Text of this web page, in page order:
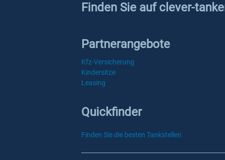
Finden Sie auf clever-
Partnerangebote
Kfz-Versicherung
Kindersitze
Leasing
Quickfinder
Finden Sie die besten Tankstellen